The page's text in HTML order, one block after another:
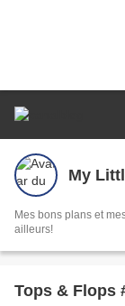
My
Mes bons plans et
ailleurs!
Tops & Flops